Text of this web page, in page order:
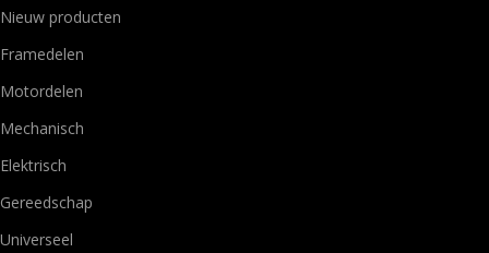
Nieuw producten
Framedelen
Motordelen
Mechanisch
Elektrisch
Gereedschap
Universeel